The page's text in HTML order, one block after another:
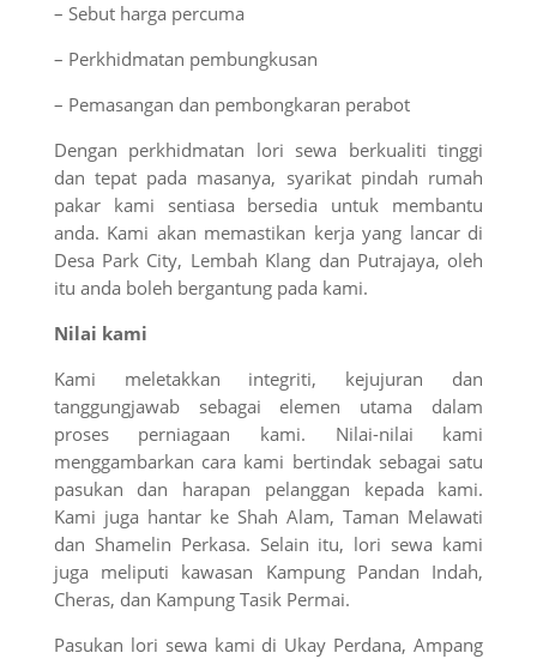
– Sebut harga percuma
– Perkhidmatan pembungkusan
– Pemasangan dan pembongkaran perabot
Dengan perkhidmatan lori sewa berkualiti tinggi
dan tepat pada masanya, syarikat pindah rumah
pakar kami sentiasa bersedia untuk membantu
anda. Kami akan memastikan kerja yang lancar di
Desa Park City, Lembah Klang dan Putrajaya, oleh
itu anda boleh bergantung pada kami.
Nilai kami
Kami meletakkan integriti, kejujuran dan
tanggungjawab sebagai elemen utama dalam
proses perniagaan kami. Nilai-nilai kami
menggambarkan cara kami bertindak sebagai satu
pasukan dan harapan pelanggan kepada kami.
Kami juga hantar ke Shah Alam, Taman Melawati
dan Shamelin Perkasa. Selain itu, lori sewa kami
juga meliputi kawasan Kampung Pandan Indah,
Cheras, dan Kampung Tasik Permai.
Pasukan lori sewa kami di Ukay Perdana, Ampang